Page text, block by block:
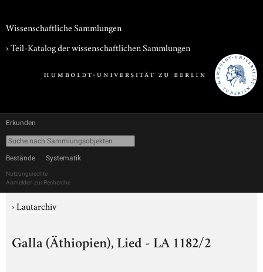
Wissenschaftliche Sammlungen
› Teil-Katalog der wissenschaftlichen Sammlungen
Erkunden
Bestände Systematik
Nutzungsrechte
Anmelden zur Recherche
›Lautarchiv
Galla (Äthiopien), Lied - LA 1182/2